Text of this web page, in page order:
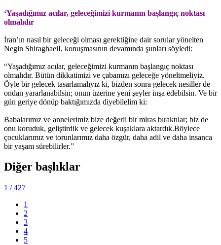
‘Yaşadığımız acılar, geleceğimizi kurmanın başlangıç noktası
olmalıdır
İran’ın nasıl bir geleceği olması gerektiğine dair sorular yönelten
Negin ShiraghaeiI, konuşmasının devamında şunları söyledi:
“Yaşadığımız acılar, geleceğimizi kurmanın başlangıç noktası
olmalıdır. Bütün dikkatimizi ve çabamızı geleceğe yöneltmeliyiz.
Öyle bir gelecek tasarlamalıyız ki, bizden sonra gelecek nesiller de
ondan yararlanabilsin; onun üzerine yeni şeyler inşa edebilsin. Ve bir
gün geriye dönüp baktığımızda diyebilelim ki:
Babalarımız ve annelerimiz bize değerli bir miras bıraktılar; biz de
onu koruduk, geliştirdik ve gelecek kuşaklara aktardık.Böylece
çocuklarımız ve torunlarımız daha özgür, daha adil ve daha insanca
bir yaşam sürebilirler.”
Diğer başlıklar
1 / 427
1
2
3
4
5